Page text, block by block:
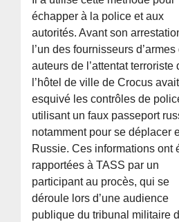
échapper à la police et aux
autorités. Avant son
l’un des fournisseurs d’armes
auteurs de l’attentat terroriste
l’hôtel de ville de Crocus avait
esquivé les contrôles de
utilisant un faux passeport
notamment pour se déplacer
Russie. Ces informations ont
rapportées à TASS par un
participant au procès, qui se
déroule lors d’une audience
publique du tribunal militaire